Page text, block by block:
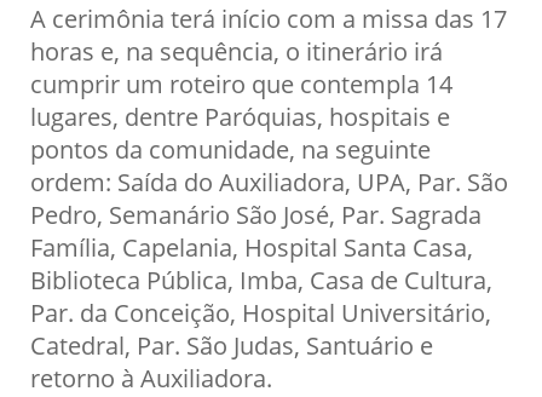
A cerimônia terá início com a missa das 17
horas e, na sequência, o itinerário irá
cumprir um roteiro que contempla 14
lugares, dentre Paróquias, hospitais e
pontos da comunidade, na seguinte
ordem: Saída do Auxiliadora, UPA, Par. São
Pedro, Semanário São José, Par. Sagrada
Família, Capelania, Hospital Santa Casa,
Biblioteca Pública, Imba, Casa de Cultura,
Par. da Conceição, Hospital Universitário,
Catedral, Par. São Judas, Santuário e
retorno à Auxiliadora.